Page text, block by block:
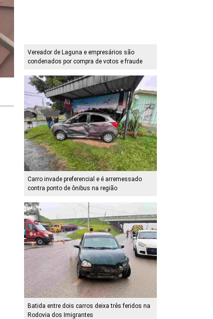
Vereador de Laguna e empresários são
condenados por compra de votos e fraude
Carro invade preferencial e é arremessado
contra ponto de ônibus na região
Batida entre dois carros deixa três feridos na
Rodovia dos Imigrantes